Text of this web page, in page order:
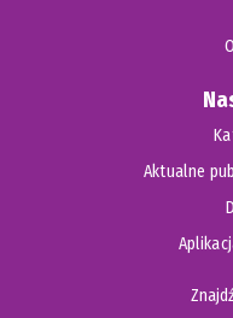
Aktualne